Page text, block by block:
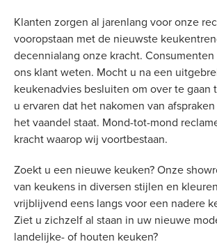
Klanten zorgen al jarenlang voor onze
vooropstaan met de nieuwste
decennialang onze kracht.
ons klant weten. Mocht u na een
keukenadvies besluiten om over te gaan
u ervaren dat het nakomen van
het vaandel staat. Mond-tot-mond
kracht waarop wij voortbestaan.
Zoekt u een nieuwe keuken? Onze
van keukens in diversen stijlen en
vrijblijvend eens langs voor een nadere
Ziet u zichzelf al staan in uw nieuwe
landelijke- of houten keuken?